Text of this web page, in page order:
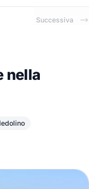
Successiva
nella